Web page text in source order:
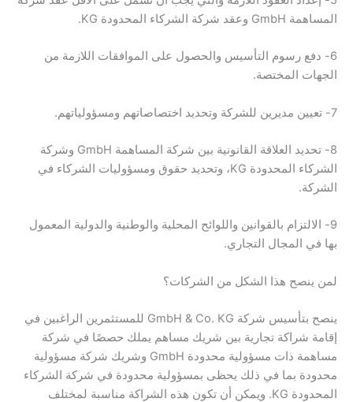
المساهمة GmbH وعقد شركة الشركاء المحدودة KG.
6- دفع رسوم التأسيس والحصول على الموافقات اللازمة من
الجهات المختصة.
7- تعيين مديرين للشركة وتحديد اختصاصاتهم ومسؤولياتهم.
8- تحديد العلاقة القانونية بين شركة المساهمة GmbH وشركة
الشركاء المحدودة KG، وتحديد حقوق ومسؤوليات الشركاء في
الشركة.
9- الالتزام بالقوانين واللوائح المحلية والوطنية والدولية المعمول
بها في المجال التجاري.
لمن ينصح هذا الشكل من الشركات؟
ينصح بتأسيس شركة GmbH & Co. KG للمستثمرين الراغبين في
إقامة شراكة تجارية بين شريك مساهم يملك حصصًا في شركة
مساهمة ذات مسؤولية محدودة GmbH وشريك شركة مسؤولية
محدودة بما في ذلك يحظى بمسؤولية محدودة في شركة الشركاء
المحدودة KG. ويمكن أن تكون هذه الشراكة مناسبة لمختلف